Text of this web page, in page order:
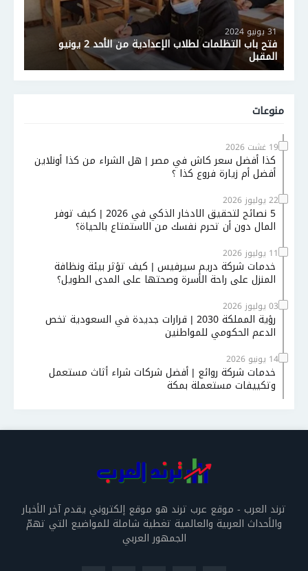
31 يونيو 2024
فتح باب التظلمات لطلاب الإعدادية من الأحد 2 يونيو
المقبل
منوعات
19 غشت 2026
كذا أفضل سعر كاش في مصر | هل الشراء من كذا أونلاين
أفضل أم زيارة فروع كذا ؟
22 يوليوز 2026
5 نصائح لتحقيق الادخار الذكي في 2026 | كيف توفر
المال دون أن تحرم نفسك من الاستمتاع بالحياة؟
11 يوليوز 2026
خدمات شركة دريم سيرفيس | كيف تؤثر بيئة ونظافة
المنزل على راحة الأسرة وصحتها على المدى الطويل؟
03 يوليوز 2026
رؤية المملكة 2030 | قرارات جديدة في السعودية تخص
الدعم الحكومي للمواطنين
14 يونيو 2026
خدمات شركة روائع | أفضل شركات شراء أثاث مستعمل
وتكييفات مستعملة بمكة
ترند العرب - موقع عرب ترند هو موقع إلكتروني يقدم آخر الأخبار
والأحداث العربية والعالمية تغطية شاملة للمواضيع التي تهمّ
الجمهور العربي